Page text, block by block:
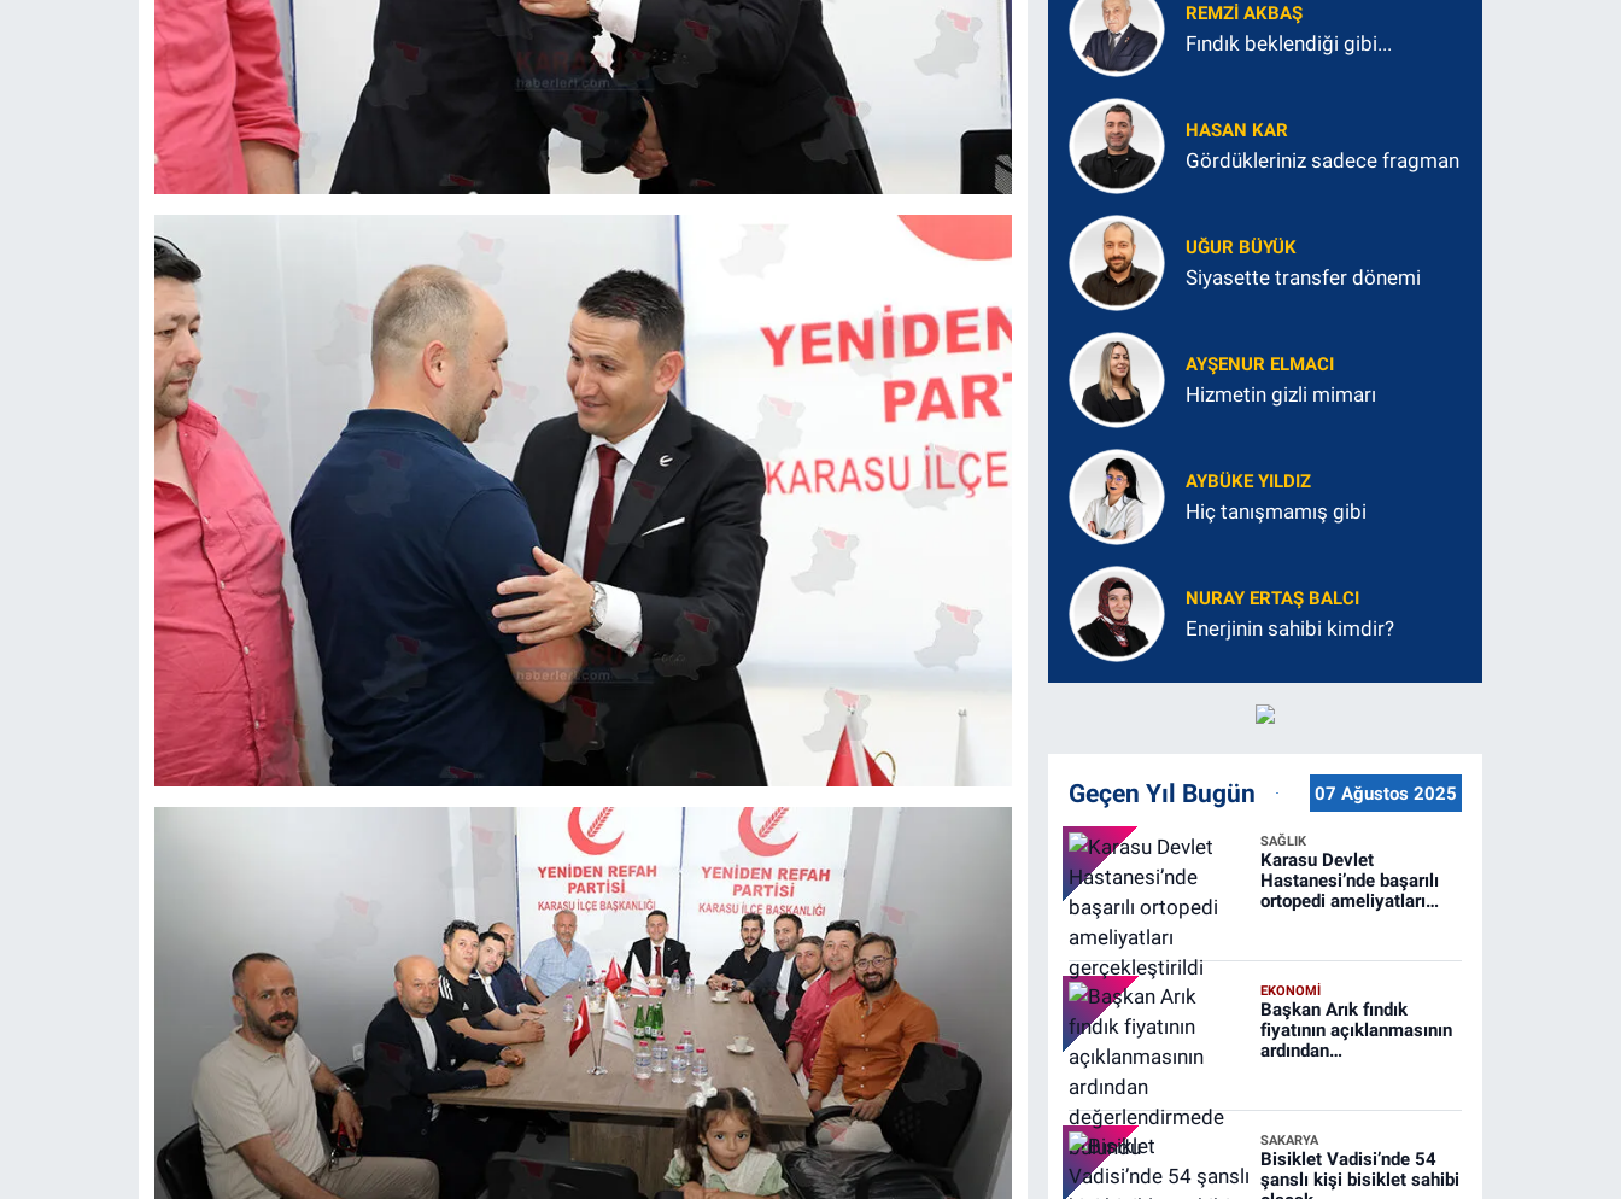
REMZI AKBAŞ
Fındık beklendiği gibi...
HASAN KAR
Gördükleriniz sadece fragman
UĞUR BÜYÜK
Siyasette transfer dönemi
AYŞENUR ELMACI
Hizmetin gizli mimarı
AYBÜKE YILDIZ
Hiç tanışmamış gibi
NURAY ERTAŞ BALCI
Enerjinin sahibi kimdir?
Geçen Yıl Bugün 07 Ağustos 2025
SAĞLIK
Karasu Devlet
Hastanesi’nde başarılı
ortopedi ameliyatları
EKONOMİ
Başkan Arık fındık
fiyatının açıklanmasının
ardından
SAKARYA
Bisiklet Vadisi’nde 54
şanslı kişi bisiklet sahibi